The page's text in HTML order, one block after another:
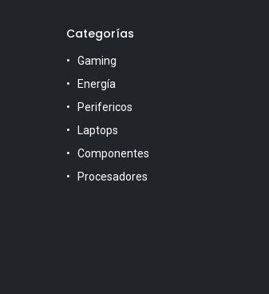
Categorías
Gaming
Energía
Perifericos
Laptops
Componentes
Procesadores